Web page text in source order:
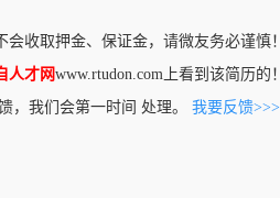
收取押金、保证金，请微友务必谨慎！
人才网www.rtudon.com上看到该简历的！
，我们会第一时间 处理。 我要反馈>>>